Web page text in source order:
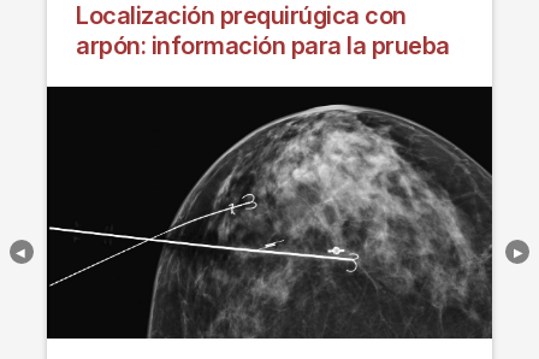
Localización prequirúgica con
arpón: información para la prueba